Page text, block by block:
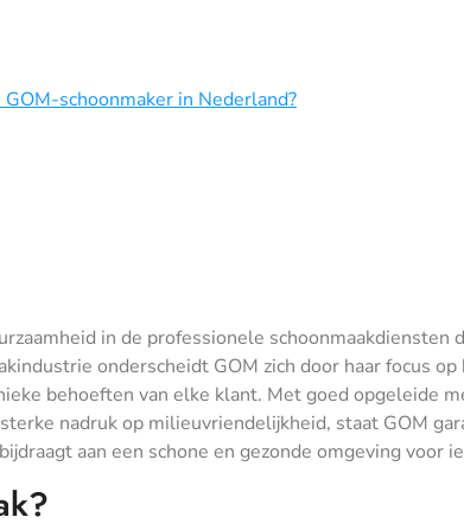
schoonmaker in Nederland?
in de professionele schoonmaakdiensten
onderscheidt GOM zich door haar focus
behoeften van elke klant. Met goed opgeleide
nadruk op milieuvriendelijkheid, staat GOM
aan een schone en gezonde omgeving voor